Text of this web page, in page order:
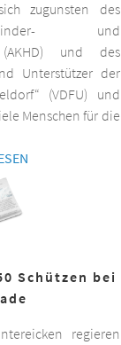
zugunsten des
und
(AKHD) und des
Unterstützer der
(VDFU) und
Menschen für die
Schützen bei
regieren